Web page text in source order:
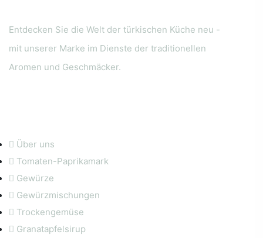
Entdecken Sie die Welt der türkischen Küche neu -
mit unserer Marke im Dienste der traditionellen
Aromen und Geschmäcker.
Über uns
Tomaten-Paprikamark
Gewürze
Gewürzmischungen
Trockengemüse
Granatapfelsirup